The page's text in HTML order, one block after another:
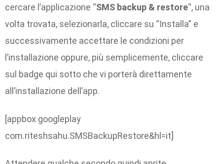
cercare l’applicazione “SMS backup & restore“, una
volta trovata, selezionarla, cliccare su “Installa” e
successivamente accettare le condizioni per
l’installazione oppure, più semplicemente, cliccare
sul badge qui sotto che vi porterà direttamente
all’installazione dell’app.
[appbox googleplay
com.riteshsahu.SMSBackupRestore&hl=it]